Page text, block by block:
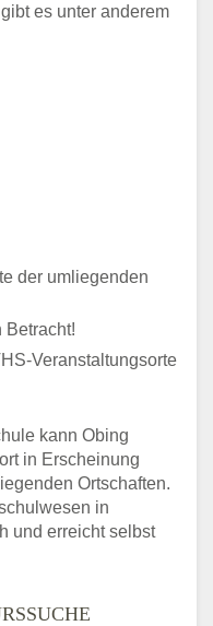
es unter anderem
der umliegenden
Betracht!
Veranstaltungsorte
kann Obing
in Erscheinung
Ortschaften.
in
und erreicht selbst